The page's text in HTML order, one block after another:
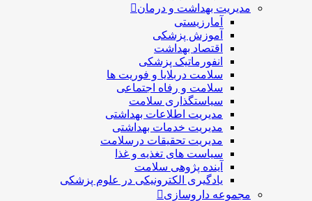
مدیریت بهداشت و درمان
آمارزیستی
آموزش پزشکی
اقتصاد بهداشت
انفورماتیک پزشکی
سلامت دربلايا و فوريت ها
سلامت و رفاه اجتماعی
سیاستگذاری سلامت
مدیریت اطلاعات بهداشتی
مدیریت خدمات بهداشتی
مدیریت تحقیقات درسلامت
سیاست های تغذیه و غذا
آینده پژوهی سلامت
یادگیری الکترونیکی در علوم پزشکی
مجموعه داروسازی